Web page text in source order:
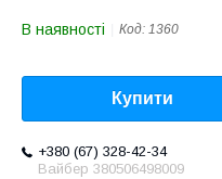
В наявності Код: 1360
Купити
+380 (67) 328-42-34
Вайбер 380506498009